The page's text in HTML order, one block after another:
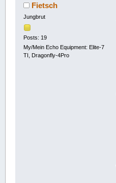
Fietsch
Jungbrut
Posts: 19
My/Mein Echo Equipment: Elite-7
TI, Dragonfly-4Pro